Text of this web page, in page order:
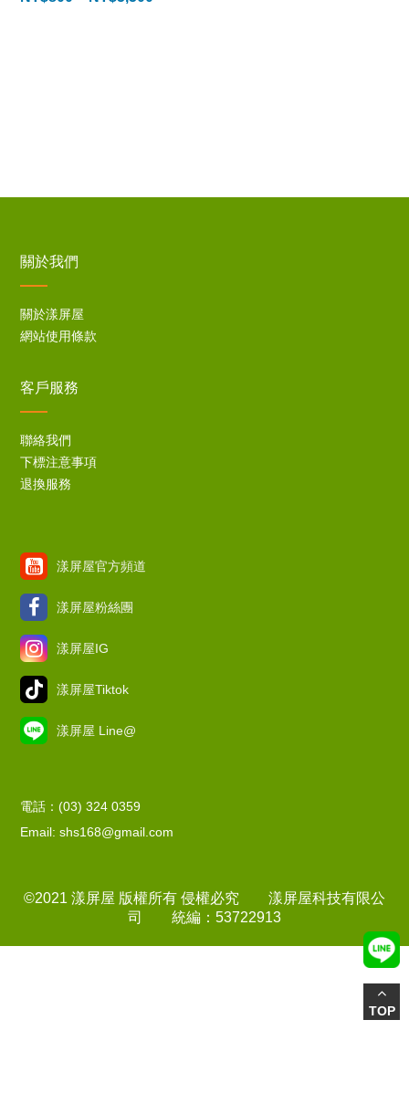
關於我們
關於漾屏屋
網站使用條款
客戶服務
聯絡我們
下標注意事項
退換服務
漾屏屋官方頻道
漾屏屋粉絲團
漾屏屋IG
漾屏屋Tiktok
漾屏屋 Line@
電話：(03) 324 0359
Email: shs168@gmail.com
©2021 漾屏屋 版權所有 侵權必究 漾屏屋科技有限公
司 統編：53722913
TOP